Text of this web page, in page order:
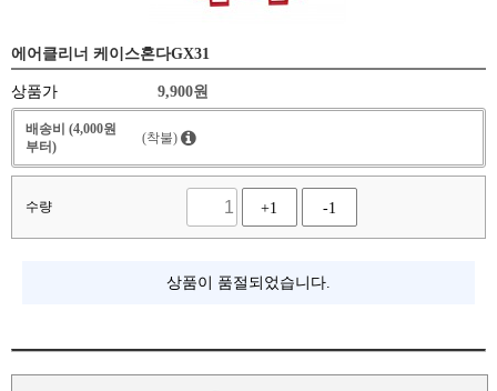
에어클리너 케이스혼다GX31
상품가 9,900원
배송비 (4,000원
부터)
(착불)
수량 +1 -1
상품이 품절되었습니다.